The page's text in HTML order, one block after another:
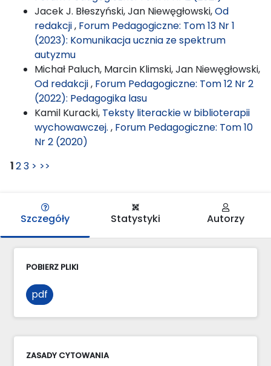
Jacek J. Błeszyński, Jan Niewęgłowski,Od
redakcji, Forum Pedagogiczne: Tom 13 Nr 1
(2023): Komunikacja ucznia ze spektrum
autyzmu
Michał Paluch, Marcin Klimski, Jan Niewęgłowski,
Od redakcji, Forum Pedagogiczne: Tom 12 Nr 2
(2022): Pedagogika lasu
Kamil Kuracki, Teksty literackie w biblioterapii
wychowawczej. , Forum Pedagogiczne: Tom 10
Nr 2 (2020)
123 > >>
Szczegóły Statystyki Autorzy
POBIERZ PLIKI
pdf
ZASADY CYTOWANIA